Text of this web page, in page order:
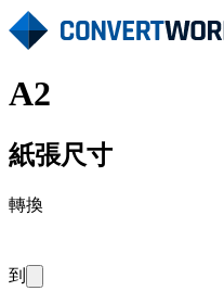
A2
紙張尺寸
轉換
到